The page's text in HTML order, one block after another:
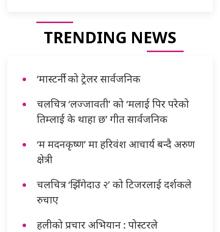
TRENDING NEWS
‘मास्टर्नी’ को ट्रेलर सार्वजनिक
चलचित्र ‘लज्जावती’ को ‘मलाई पिर परेको
तिम्लाई के थाहा छ’ गीत सार्वजनिक
‘म मदनकृष्ण’ मा हरिवंश आचार्य बन्दै अरुण
क्षेत्री
चलचित्र ‘झिँगेदाउ २’ को टिजरलाई दर्शकले
रुचाए
हलीको प्रचार अभियान : पोस्टरले